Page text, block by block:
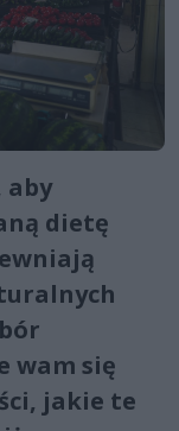
aby
dietę
wam się
jakie te